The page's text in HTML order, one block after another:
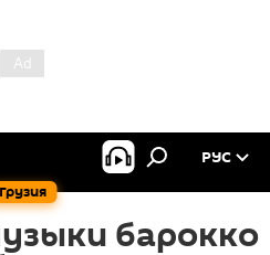
Грузия
РУС
барокко